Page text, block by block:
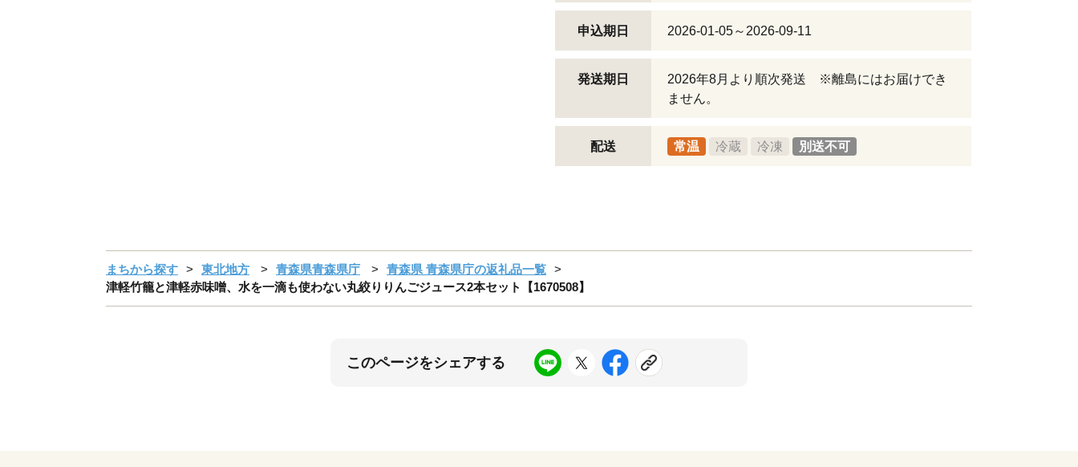
申込期日 2026-01-05～2026-09-11
発送期日
2026年8月より順次発送 ※離島にはお届けでき
ません。
配送 常温 冷蔵 冷凍 別送不可
まちから探す 東北地方 青森県青森県庁
青森県 青森県庁の返礼品一覧
津軽竹籠と津軽赤味噌、水を一滴も使わない丸絞りりんごジュース2本セット【1670508】
このページをシェアする